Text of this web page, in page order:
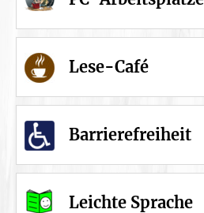
Lese-Café
Barrierefreiheit
Leichte Sprache